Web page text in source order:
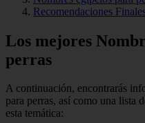
Recomendaciones
Los mejores
perras
A continuación, encontrarás
para perras, así como una lista
esta temática: